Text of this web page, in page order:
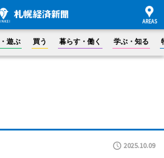
遊ぶ 買う 暮らす・働く 学ぶ・知る
2025.10.09